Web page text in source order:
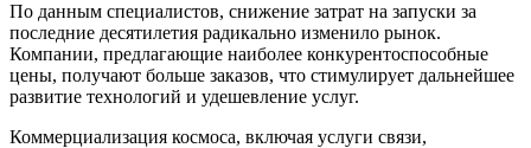
По данным специалистов, снижение затрат на запуски за
последние десятилетия радикально изменило рынок.
Компании, предлагающие наиболее конкурентоспособные
цены, получают больше заказов, что стимулирует дальнейшее
развитие технологий и удешевление услуг.
Коммерциализация космоса, включая услуги связи,